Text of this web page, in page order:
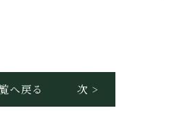
へ戻る 次 >